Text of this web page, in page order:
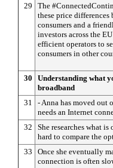
29
The
these price
consumers and a
investors across the
efficient operators to
consumers in other
30
Understanding what
broadband
31
- Anna has moved out
needs an Internet
32
She researches what
hard to compare the
33
Once she eventually
connection is often